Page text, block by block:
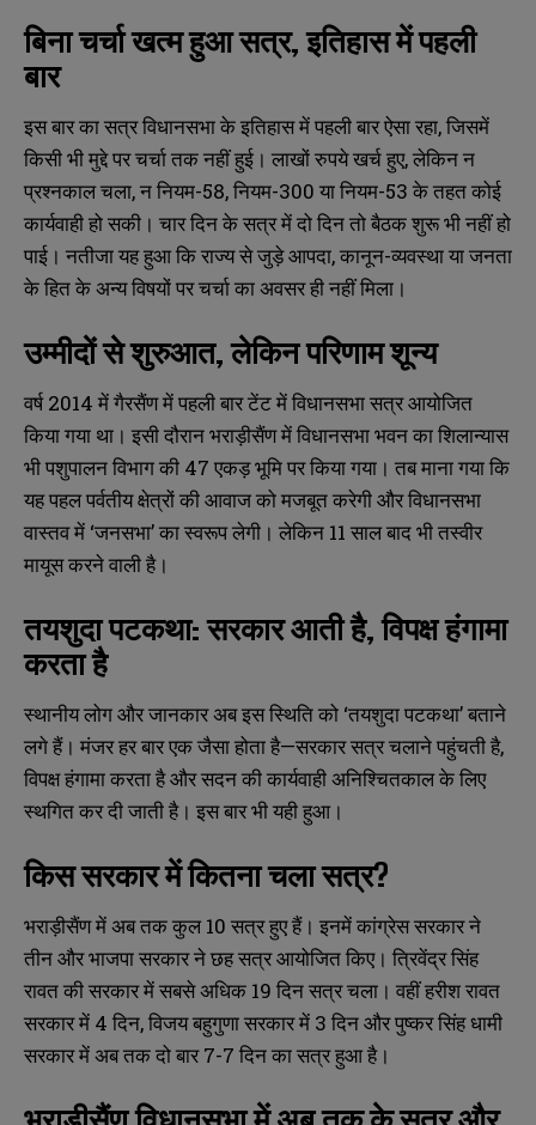
बिना चर्चा खत्म हुआ सत्र, इतिहास में पहली
बार
इस बार का सत्र विधानसभा के इतिहास में पहली बार ऐसा रहा, जिसमें
किसी भी मुद्दे पर चर्चा तक नहीं हुई। लाखों रुपये खर्च हुए, लेकिन न
प्रश्नकाल चला, न नियम-58, नियम-300 या नियम-53 के तहत कोई
कार्यवाही हो सकी। चार दिन के सत्र में दो दिन तो बैठक शुरू भी नहीं हो
पाई। नतीजा यह हुआ कि राज्य से जुड़े आपदा, कानून-व्यवस्था या जनता
के हित के अन्य विषयों पर चर्चा का अवसर ही नहीं मिला।
उम्मीदों से शुरुआत, लेकिन परिणाम शून्य
वर्ष 2014 में गैरसैंण में पहली बार टेंट में विधानसभा सत्र आयोजित
किया गया था। इसी दौरान भराड़ीसैंण में विधानसभा भवन का शिलान्यास
भी पशुपालन विभाग की 47 एकड़ भूमि पर किया गया। तब माना गया कि
यह पहल पर्वतीय क्षेत्रों की आवाज को मजबूत करेगी और विधानसभा
वास्तव में ‘जनसभा’ का स्वरूप लेगी। लेकिन 11 साल बाद भी तस्वीर
मायूस करने वाली है।
तयशुदा पटकथा: सरकार आती है, विपक्ष हंगामा
करता है
स्थानीय लोग और जानकार अब इस स्थिति को ‘तयशुदा पटकथा’ बताने
लगे हैं। मंजर हर बार एक जैसा होता है—सरकार सत्र चलाने पहुंचती है,
विपक्ष हंगामा करता है और सदन की कार्यवाही अनिश्चितकाल के लिए
स्थगित कर दी जाती है। इस बार भी यही हुआ।
किस सरकार में कितना चला सत्र?
भराड़ीसैंण में अब तक कुल 10 सत्र हुए हैं। इनमें कांग्रेस सरकार ने
तीन और भाजपा सरकार ने छह सत्र आयोजित किए। त्रिवेंद्र सिंह
रावत की सरकार में सबसे अधिक 19 दिन सत्र चला। वहीं हरीश रावत
सरकार में 4 दिन, विजय बहुगुणा सरकार में 3 दिन और पुष्कर सिंह धामी
सरकार में अब तक दो बार 7-7 दिन का सत्र हुआ है।